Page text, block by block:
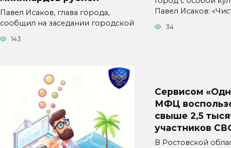
Павел Исаков, глава города,
сообщил на заседании городской
143
Павел Исаков:
34
Сервисом
МФЦ
свыше 2,5
участников
В Ростовской